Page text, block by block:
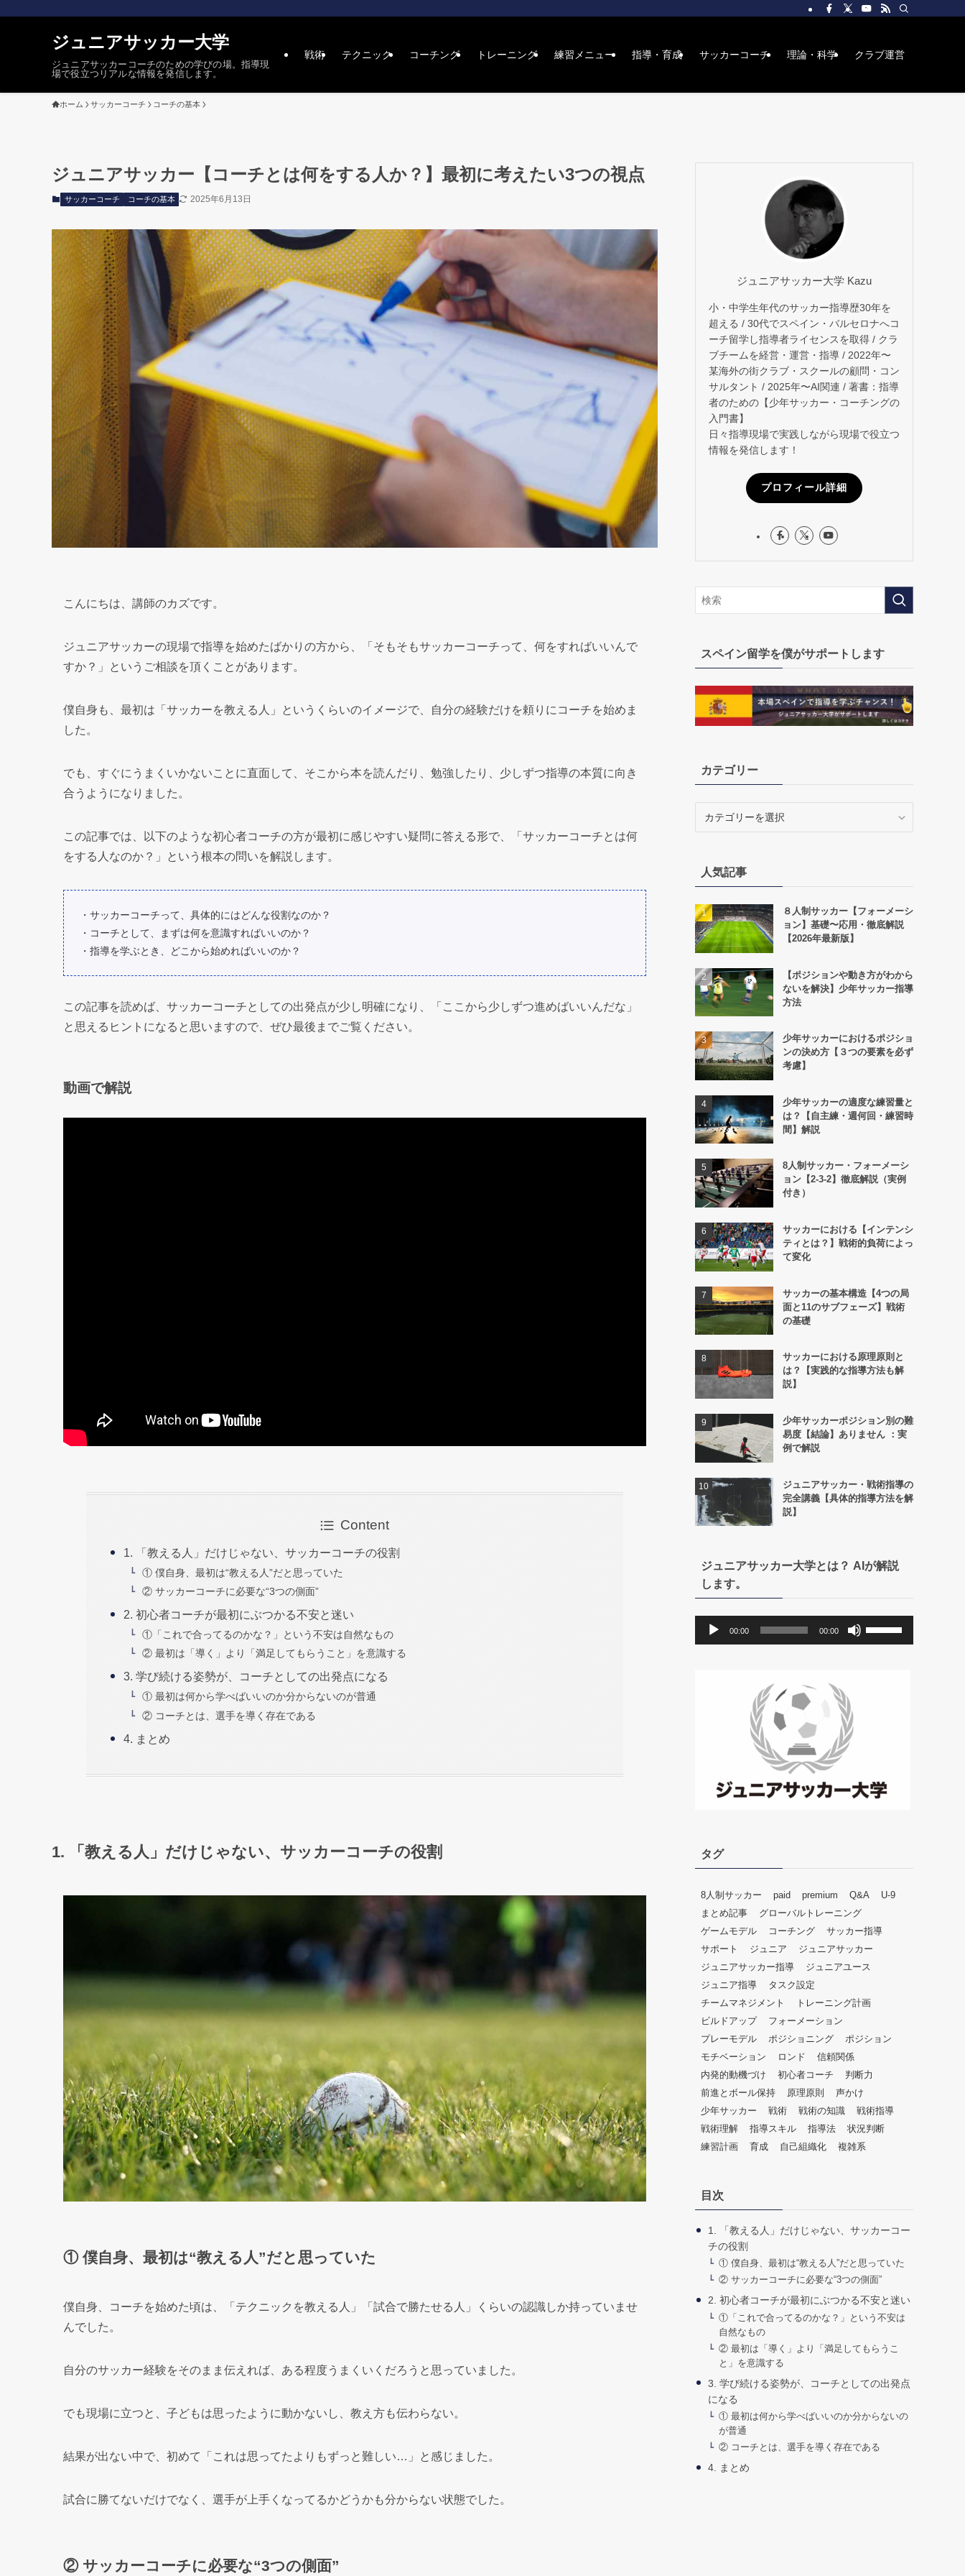
ジュニアサッカー大学
ジュニアサッカーコーチのための学びの場。指導現
場で役立つリアルな情報を発信します。
戦術 テクニック コーチング トレーニング 練習メニュー 指導・育成 サッカーコーチ 理論・科学 クラブ運営
ホーム サッカーコーチ コーチの基本
ジュニアサッカー【コーチとは何をする人か？】最初に考えたい3つの視点
サッカーコーチ コーチの基本 2025年6月13日
こんにちは、講師のカズです。
ジュニアサッカーの現場で指導を始めたばかりの方から、「そもそもサッカーコーチって、何をすればいいんで
すか？」というご相談を頂くことがあります。
僕自身も、最初は「サッカーを教える人」というくらいのイメージで、自分の経験だけを頼りにコーチを始めま
した。
でも、すぐにうまくいかないことに直面して、そこから本を読んだり、勉強したり、少しずつ指導の本質に向き
合うようになりました。
この記事では、以下のような初心者コーチの方が最初に感じやすい疑問に答える形で、「サッカーコーチとは何
をする人なのか？」という根本の問いを解説します。
・サッカーコーチって、具体的にはどんな役割なのか？
・コーチとして、まずは何を意識すればいいのか？
・指導を学ぶとき、どこから始めればいいのか？
この記事を読めば、サッカーコーチとしての出発点が少し明確になり、「ここから少しずつ進めばいいんだな」
と思えるヒントになると思いますので、ぜひ最後までご覧ください。
動画で解説
Content
1. 「教える人」だけじゃない、サッカーコーチの役割
① 僕自身、最初は“教える人”だと思っていた
② サッカーコーチに必要な“3つの側面”
2. 初心者コーチが最初にぶつかる不安と迷い
①「これで合ってるのかな？」という不安は自然なもの
② 最初は「導く」より「満足してもらうこと」を意識する
3. 学び続ける姿勢が、コーチとしての出発点になる
① 最初は何から学べばいいのか分からないのが普通
② コーチとは、選手を導く存在である
4. まとめ
1. 「教える人」だけじゃない、サッカーコーチの役割
① 僕自身、最初は“教える人”だと思っていた
僕自身、コーチを始めた頃は、「テクニックを教える人」「試合で勝たせる人」くらいの認識しか持っていませ
んでした。
自分のサッカー経験をそのまま伝えれば、ある程度うまくいくだろうと思っていました。
でも現場に立つと、子どもは思ったように動かないし、教え方も伝わらない。
結果が出ない中で、初めて「これは思ってたよりもずっと難しい…」と感じました。
試合に勝てないだけでなく、選手が上手くなってるかどうかも分からない状態でした。
② サッカーコーチに必要な“3つの側面”
ジュニアサッカー大学 Kazu
小・中学生年代のサッカー指導歴30年を
超える / 30代でスペイン・バルセロナへコ
ーチ留学し指導者ライセンスを取得 / クラ
ブチームを経営・運営・指導 / 2022年〜
某海外の街クラブ・スクールの顧問・コン
サルタント / 2025年〜AI関連 / 著書：指導
者のための【少年サッカー・コーチングの
入門書】
日々指導現場で実践しながら現場で役立つ
情報を発信します！
プロフィール詳細
スペイン留学を僕がサポートします
カテゴリー
ー人気記事
８人制サッカー【フォーメーシ
ョン】基礎〜応用・徹底解説
【2026年最新版】
【ポジションや動き方がわから
ないを解決】少年サッカー指導
方法
少年サッカーにおけるポジショ
ンの決め方【３つの要素を必ず
考慮】
少年サッカーの適度な練習量と
は？【自主練・週何回・練習時
間】解説
8人制サッカー・フォーメーシ
ョン【2-3-2】徹底解説（実例
付き）
サッカーにおける【インテンシ
ティとは？】戦術的負荷によっ
て変化
サッカーの基本構造【4つの局
面と11のサブフェーズ】戦術
の基礎
サッカーにおける原理原則と
は？【実践的な指導方法も解
説】
少年サッカーポジション別の難
易度【結論】ありません ：実
例で解説
ジュニアサッカー・戦術指導の
完全講義【具体的指導方法を解
説】
ジュニアサッカー大学とは？ AIが解説
します。
00:00 00:00
下
矢
っ
だ
い。
タグ
8人制サッカー paid premium Q&A
U-9
まとめ記事
グローバルトレーニング
ゲームモデル
コーチング
サッカー指導
サポート
ジュニア
ジュニアサッカー
ジュニアサッカー指導
ジュニアユース
ジュニア指導
タスク設定
チームマネジメント
トレーニング計画
ビルドアップ
フォーメーション
プレーモデル
ポジショニング
ポジション
モチベーション
ロンド
信頼関係
内発的動機づけ
初心者コーチ
判断力
前進とボール保持
原理原則
声かけ
少年サッカー
戦術 戦術の知識
戦術指導
戦術理解
指導スキル 指導法
状況判断
練習計画
育成 自己組織化 複雑系
目次
1. 「教える人」だけじゃない、サッカーコー
チの役割
① 僕自身、最初は“教える人”だと思っていた
② サッカーコーチに必要な“3つの側面”
2. 初心者コーチが最初にぶつかる不安と迷い
①「これで合ってるのかな？」という不安は
自然なもの
② 最初は「導く」より「満足してもらうこ
と」を意識する
3. 学び続ける姿勢が、コーチとしての出発点
になる
① 最初は何から学べばいいのか分からないの
が普通
② コーチとは、選手を導く存在である
4. まとめ